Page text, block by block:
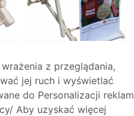
Leżak z
dodatkowym polem
na reklamę
z przeglądania,
jej ruch i wyświetlać
do Personalizacji reklam
Aby uzyskać więcej